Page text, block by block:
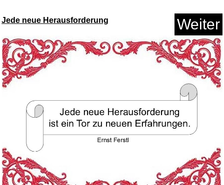
Tödliches Verderben: Thri...
Jede neue Herausforderung Weiter